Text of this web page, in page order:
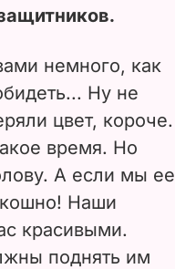
немного, как
Ну не
цвет, короче.
время. Но
А если мы ее
Наши
красивыми.
поднять им